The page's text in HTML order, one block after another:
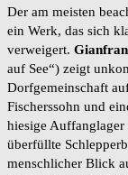
Der am meisten
ein Werk, das sich
verweigert.
auf See“) zeigt
Dorfgemeinschaft
Fischerssohn und
hiesige
überfüllte
menschlicher Blick